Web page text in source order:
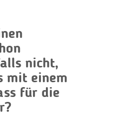
nicht,
mit einem
für die